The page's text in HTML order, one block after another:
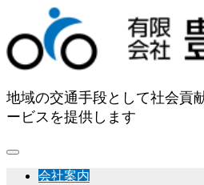
地域の交通手段として社会貢
ービスを提供します
会社案内